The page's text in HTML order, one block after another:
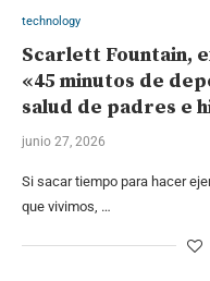
technology
Scarlett Fountain,
«45 minutos de
salud de padres e
junio 27, 2026
Si sacar tiempo para hacer
que vivimos, …